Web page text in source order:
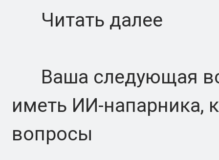
Читать далее
Ваша следующая
иметь ИИ-напарника,
вопросы